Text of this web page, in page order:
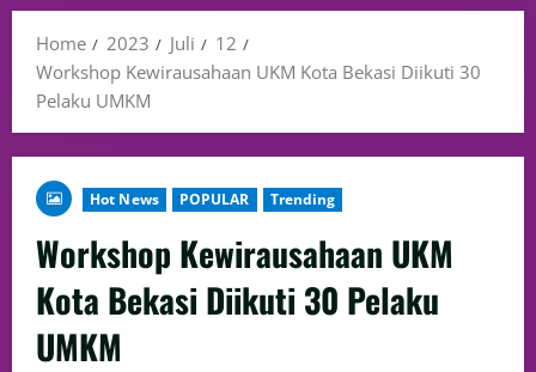
Home 2023 Juli
12
Workshop Kewirausahaan UKM Kota Bekasi Diikuti 30
Pelaku UMKM
Hot News POPULAR Trending
Workshop Kewirausahaan UKM
Kota Bekasi Diikuti 30 Pelaku
UMKM